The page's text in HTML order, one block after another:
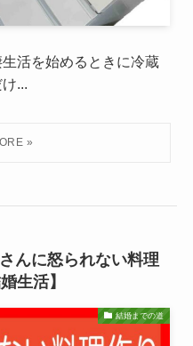
活を始めるときに冷蔵
...
んに怒られない料理
生活】
結婚までの道